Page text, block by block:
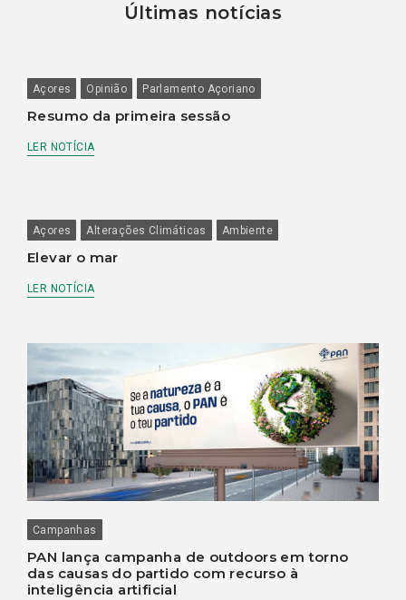
Últimas notícias
Açores Opinião Parlamento Açoriano
Resumo da primeira sessão
LER NOTÍCIA
Açores Alterações Climáticas Ambiente
Elevar o mar
LER NOTÍCIA
Campanhas
PAN lança campanha de outdoors em torno
das causas do partido com recurso à
inteligência artificial